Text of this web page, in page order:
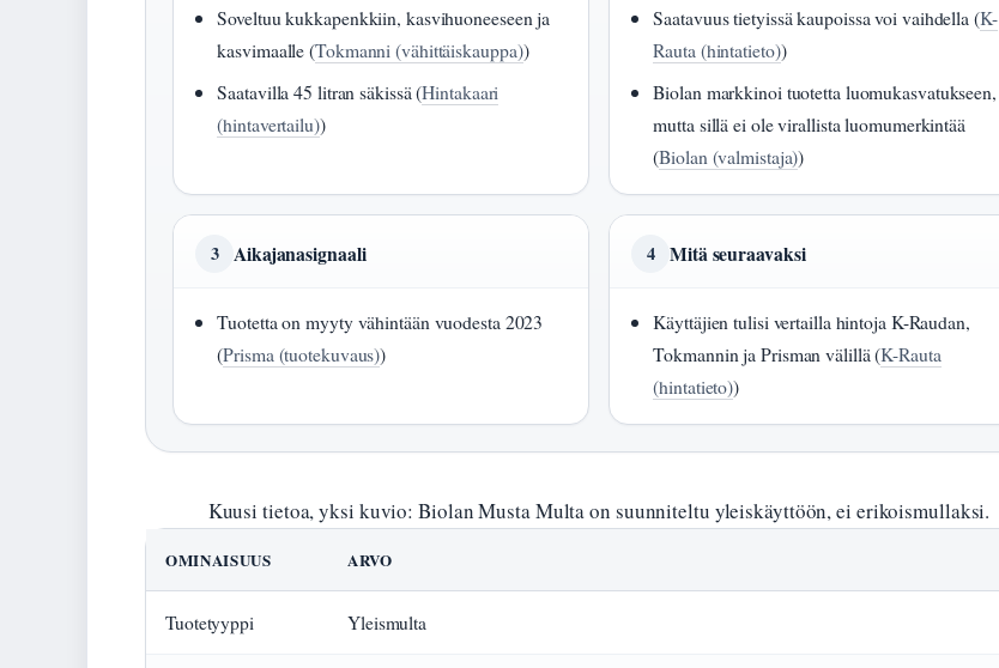
Soveltuu kukkapenkkiin, kasvihuoneeseen ja
kasvimaalle (Tokmanni (vähittäiskauppa))
Saatavilla 45 litran säkissä (Hintakaari
(hintavertailu))
Saatavuus tietyissä kaupoissa voi vaihdella (K-
Rauta (hintatieto))
Biolan markkinoi tuotetta luomukasvatukseen,
mutta sillä ei ole virallista luomumerkintää
(Biolan (valmistaja))
3 Aikajanasignaali
Tuotetta on myyty vähintään vuodesta 2023
(Prisma (tuotekuvaus))
4 Mitä seuraavaksi
Käyttäjien tulisi vertailla hintoja K-Raudan,
Tokmannin ja Prisman välillä (K-Rauta
(hintatieto))
Kuusi tietoa, yksi kuvio: Biolan Musta Multa on suunniteltu yleiskäyttöön, ei erikoismullaksi.
OMINAISUUS ARVO
Tuotetyyppi Yleismulta